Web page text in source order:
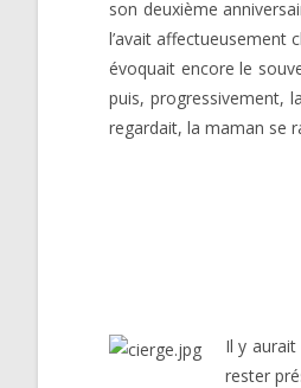
son deuxième
l’avait affectueusement
évoquait encore le
puis, progressivement,
regardait, la maman se
Il y
rester